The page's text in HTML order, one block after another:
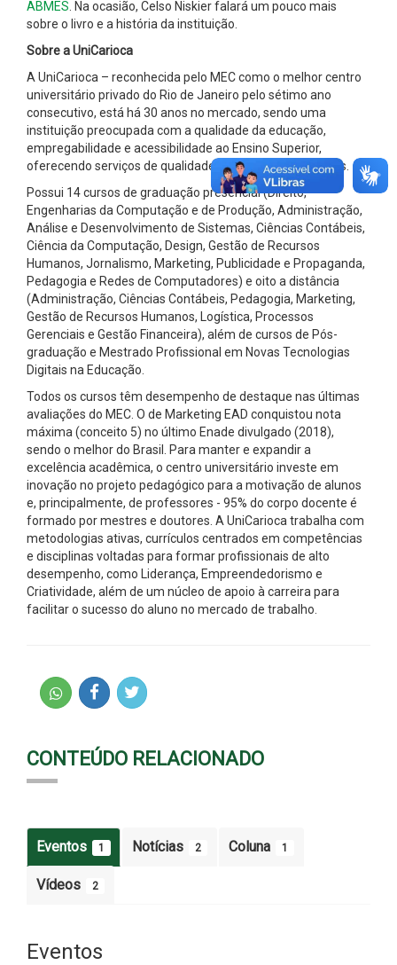
ABMES . Na ocasião, Celso Niskier falará um pouco mais
sobre o livro e a história da instituição.
Sobre a UniCarioca
A UniCarioca – reconhecida pelo MEC como o melhor centro
universitário privado do Rio de Janeiro pelo sétimo ano
consecutivo, está há 30 anos no mercado, sendo uma
instituição preocupada com a qualidade da educação,
empregabilidade e acessibilidade ao Ensino Superior,
oferecendo serviços de qualidade, com preços acessíveis.
Possui 14 cursos de graduação presencial (Direito,
Engenharias da Computação e de Produção, Administração,
Análise e Desenvolvimento de Sistemas, Ciências Contábeis,
Ciência da Computação, Design, Gestão de Recursos
Humanos, Jornalismo, Marketing, Publicidade e Propaganda,
Pedagogia e Redes de Computadores) e oito a distância
(Administração, Ciências Contábeis, Pedagogia, Marketing,
Gestão de Recursos Humanos, Logística, Processos
Gerenciais e Gestão Financeira), além de cursos de Pós-
graduação e Mestrado Profissional em Novas Tecnologias
Digitais na Educação.
Todos os cursos têm desempenho de destaque nas últimas
avaliações do MEC. O de Marketing EAD conquistou nota
máxima (conceito 5) no último Enade divulgado (2018),
sendo o melhor do Brasil. Para manter e expandir a
excelência acadêmica, o centro universitário investe em
inovação no projeto pedagógico para a motivação de alunos
e, principalmente, de professores - 95% do corpo docente é
formado por mestres e doutores. A UniCarioca trabalha com
metodologias ativas, currículos centrados em competências
e disciplinas voltadas para formar profissionais de alto
desempenho, como Liderança, Empreendedorismo e
Criatividade, além de um núcleo de apoio à carreira para
facilitar o sucesso do aluno no mercado de trabalho.
CONTEÚDO RELACIONADO
Eventos 1 Notícias 2 Coluna 1
Vídeos 2
Eventos